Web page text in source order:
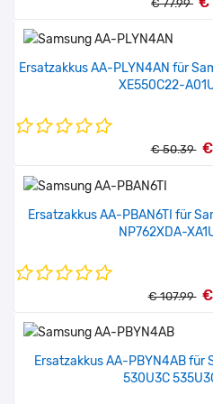
€ 77.99
Ersatzakkus AA-PLYN4AN für
XE550C22-
€ 50.39
Ersatzakkus AA-PBAN6TI für
NP762XDA-
€ 107.99
Ersatzakkus AA-PBYN4AB für
530U3C